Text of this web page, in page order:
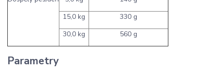
15,0 kg
330 g
30,0 kg
560 g
Parametry